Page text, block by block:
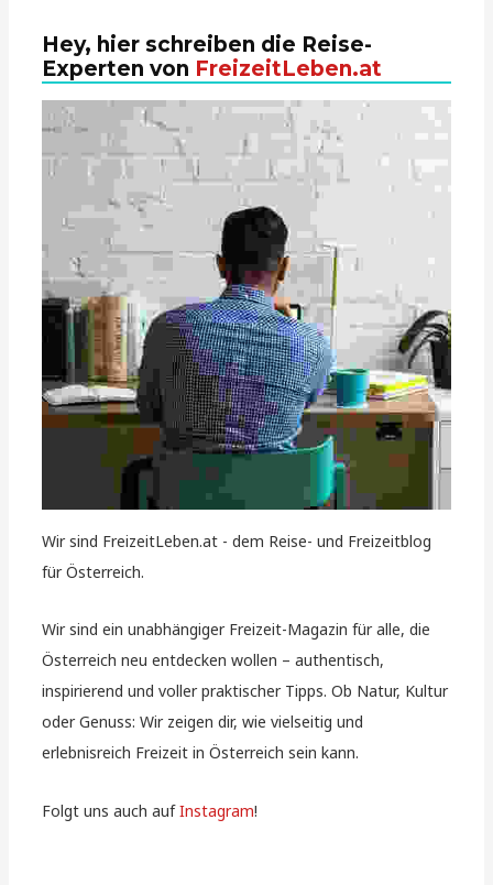
Hey, hier schreiben die Reise-
Experten von FreizeitLeben.at
Wir sind FreizeitLeben.at - dem Reise- und Freizeitblog
für Österreich.
Wir sind ein unabhängiger Freizeit-Magazin für alle, die
Österreich neu entdecken wollen – authentisch,
inspirierend und voller praktischer Tipps. Ob Natur, Kultur
oder Genuss: Wir zeigen dir, wie vielseitig und
erlebnisreich Freizeit in Österreich sein kann.
Folgt uns auch aufInstagram!